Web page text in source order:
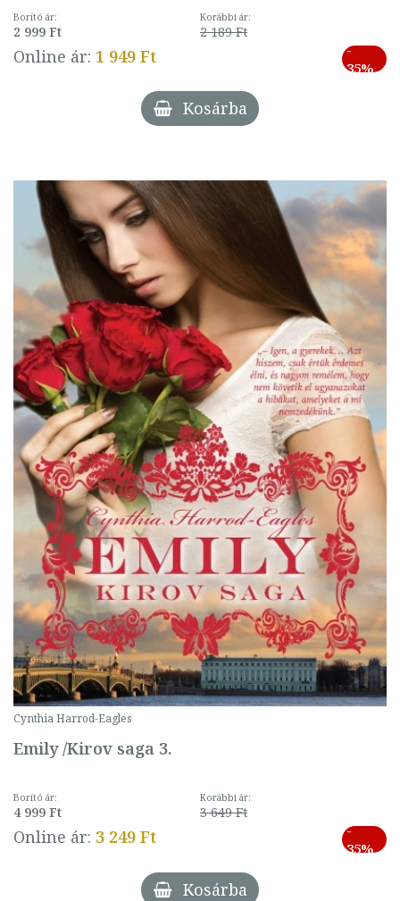
Borító ár:
2 999 Ft
Korábbi ár:
2 189 Ft
Online ár: 1 949 Ft
-
35%
Kosárba
Cynthia Harrod-Eagles
Emily /Kirov saga 3.
Borító ár:
4 999 Ft
Korábbi ár:
3 649 Ft
Online ár: 3 249 Ft
-
35%
Kosárba